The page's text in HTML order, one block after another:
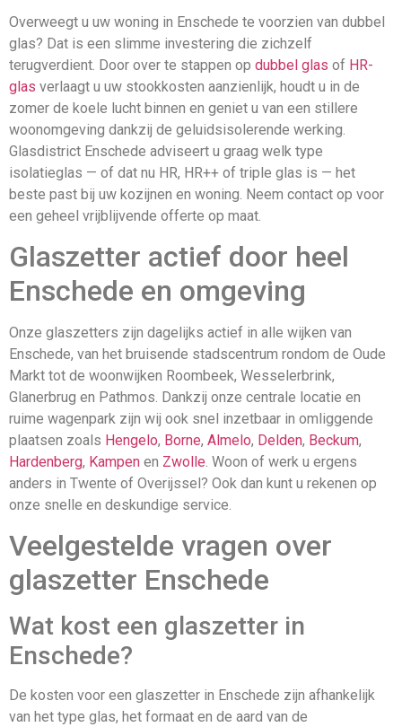
Overweegt u uw woning in Enschede te voorzien van dubbel
glas? Dat is een slimme investering die zichzelf
terugverdient. Door over te stappen op dubbel glas of HR-
glas verlaagt u uw stookkosten aanzienlijk, houdt u in de
zomer de koele lucht binnen en geniet u van een stillere
woonomgeving dankzij de geluidsisolerende werking.
Glasdistrict Enschede adviseert u graag welk type
isolatieglas — of dat nu HR, HR++ of triple glas is — het
beste past bij uw kozijnen en woning. Neem contact op voor
een geheel vrijblijvende offerte op maat.
Glaszetter actief door heel
Enschede en omgeving
Onze glaszetters zijn dagelijks actief in alle wijken van
Enschede, van het bruisende stadscentrum rondom de Oude
Markt tot de woonwijken Roombeek, Wesselerbrink,
Glanerbrug en Pathmos. Dankzij onze centrale locatie en
ruime wagenpark zijn wij ook snel inzetbaar in omliggende
plaatsen zoals Hengelo, Borne, Almelo, Delden, Beckum,
Hardenberg, Kampen en Zwolle. Woon of werk u ergens
anders in Twente of Overijssel? Ook dan kunt u rekenen op
onze snelle en deskundige service.
Veelgestelde vragen over
glaszetter Enschede
Wat kost een glaszetter in
Enschede?
De kosten voor een glaszetter in Enschede zijn afhankelijk
van het type glas, het formaat en de aard van de